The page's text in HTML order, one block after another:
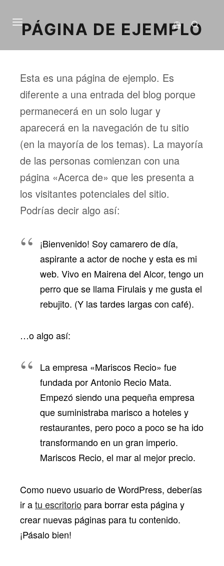
Barra lateral de
Buscar
Menú principal
PÁGINA DE EJEMPLO
Esta es una página de ejemplo. Es
diferente a una entrada del blog porque
permanecerá en un solo lugar y
aparecerá en la navegación de tu sitio
(en la mayoría de los temas). La mayoría
de las personas comienzan con una
página «Acerca de» que les presenta a
los visitantes potenciales del sitio.
Podrías decir algo así:
¡Bienvenido! Soy camarero de día,
aspirante a actor de noche y esta es mi
web. Vivo en Mairena del Alcor, tengo un
perro que se llama Firulais y me gusta el
rebujito. (Y las tardes largas con café).
…o algo así:
La empresa «Mariscos Recio» fue
fundada por Antonio Recio Mata.
Empezó siendo una pequeña empresa
que suministraba marisco a hoteles y
restaurantes, pero poco a poco se ha ido
transformando en un gran imperio.
Mariscos Recio, el mar al mejor precio.
Como nuevo usuario de WordPress, deberías
ir atu escritorio para borrar esta página y
crear nuevas páginas para tu contenido.
¡Pásalo bien!